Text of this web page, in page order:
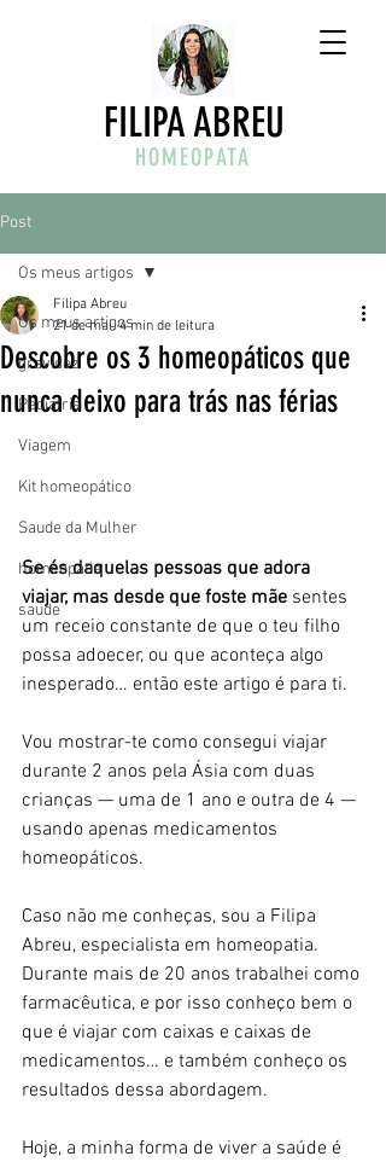
FILIPA ABREU
HOMEOPATA
Post
Os meus artigos
gravidez
Pediatria
Viagem
Kit homeopático
Saude da Mulher
homeopatia
saude
Os meus artigos
Descobre os 3 homeopáticos que
nunca deixo para trás nas férias
Filipa Abreu
21 de mai. 4 min de leitura
Se és daquelas pessoas que adora
viajar, mas desde que foste mãe sentes
um receio constante de que o teu filho
possa adoecer, ou que aconteça algo
inesperado… então este artigo é para ti.
Vou mostrar-te como consegui viajar
durante 2 anos pela Ásia com duas
crianças — uma de 1 ano e outra de 4 —
usando apenas medicamentos
homeopáticos.
Caso não me conheças, sou a Filipa
Abreu, especialista em homeopatia.
Durante mais de 20 anos trabalhei como
farmacêutica, e por isso conheço bem o
que é viajar com caixas e caixas de
medicamentos… e também conheço os
resultados dessa abordagem.
Hoje, a minha forma de viver a saúde é